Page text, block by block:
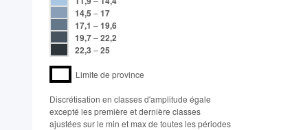
14,5 –17
17,1 –19,6
19,7–22,2
22,3 –25
Limite de province
Discrétisation en classes d'amplitude égale​
excepté les première et dernière classes
ajustées sur le min et max de toutes les périodes